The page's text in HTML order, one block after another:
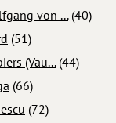
von ...(40)
(51)
(Vau...(44)
(66)
(72)